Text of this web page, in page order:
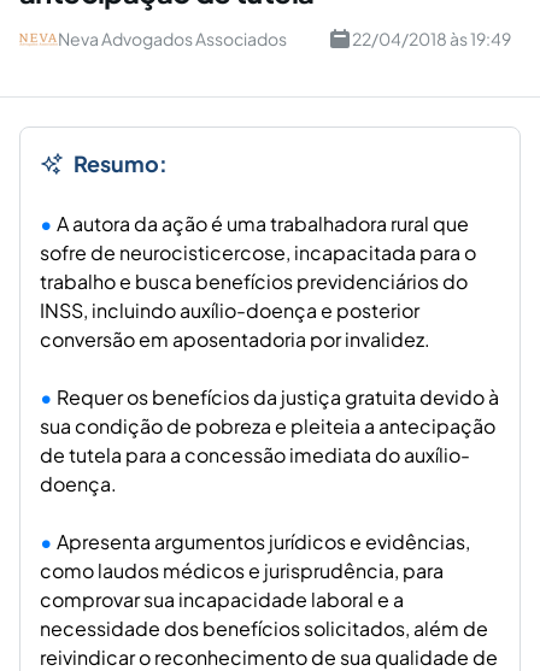
Neva Advogados Associados 22/04/2018 às 19:49
Resumo:
A autora da ação é uma trabalhadora rural que
sofre de neurocisticercose, incapacitada para o
trabalho e busca benefícios previdenciários do
INSS, incluindo auxílio-doença e posterior
conversão em aposentadoria por invalidez.
Requer os benefícios da justiça gratuita devido à
sua condição de pobreza e pleiteia a antecipação
de tutela para a concessão imediata do auxílio-
doença.
Apresenta argumentos jurídicos e evidências,
como laudos médicos e jurisprudência, para
comprovar sua incapacidade laboral e a
necessidade dos benefícios solicitados, além de
reivindicar o reconhecimento de sua qualidade de